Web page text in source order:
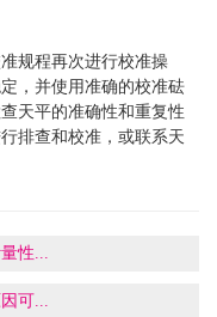
规程再次进行校准操
，并使用准确的校准砝
天平的准确性和重复性
排查和校准，或联系天
性...
可...